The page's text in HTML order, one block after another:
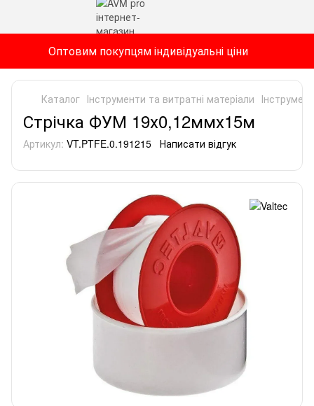
Оптовим покупцям індивідуальні ціни
Каталог Інструменти та витратні матеріали
Стрічка ФУМ 19х0,12ммх15м
Артикул: VT.PTFE.0.191215 Написати відгук